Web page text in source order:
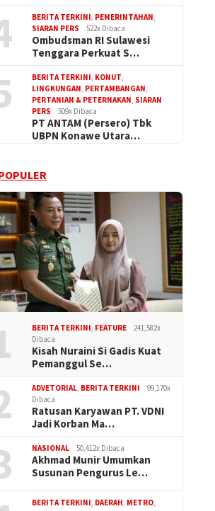
BERITA TERKINI PEMERINTAHAN
SIARAN PERS
522x Dibaca
Ombudsman RI Sulawesi
Tenggara Perkuat S…
BERITA TERKINI KONUT
LINGKUNGAN PERTAMBANGAN
PERTANIAN & PETERNAKAN SIARAN
PERS
509x Dibaca
PT ANTAM (Persero) Tbk
UBPN Konawe Utara…
BERITA TERKINI FEATURE
241,582x
Dibaca
Kisah Nuraini Si Gadis Kuat
Pemanggul Se…
ADVETORIAL BERITA TERKINI
99,170x
Dibaca
Ratusan Karyawan PT. VDNI
Jadi Korban Ma…
NASIONAL 50,412x Dibaca
Akhmad Munir Umumkan
Susunan Pengurus Le…
BERITA TERKINI DAERAH METRO